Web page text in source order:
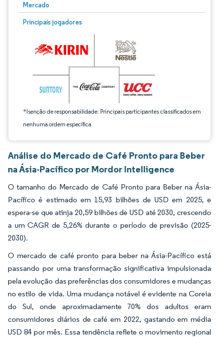
Mercado
Principais jogadores
*Isenção de responsabilidade: Principais participantes classificados em
nenhuma ordem específica
Imagem © Mordor Intelligence. O reuso requer atribuição conforme CC BY 4.0.
Análise do Mercado de Café Pronto para Beber
na Ásia-Pacífico por Mordor Intelligence
O tamanho do Mercado de Café Pronto para Beber na Ásia-
Pacífico é estimado em 15,93 bilhões de USD em 2025, e
espera-se que atinja 20,59 bilhões de USD até 2030, crescendo
a um CAGR de 5,26% durante o período de previsão (2025-
2030).
O mercado de café pronto para beber na Ásia-Pacífico está
passando por uma transformação significativa impulsionada
pela evolução das preferências dos consumidores e mudanças
no estilo de vida. Uma mudança notável é evidente na Coreia
do Sul, onde aproximadamente 70% dos adultos eram
consumidores diários de café em 2022, gastando em média
USD 84 por mês. Essa tendência reflete o movimento regional